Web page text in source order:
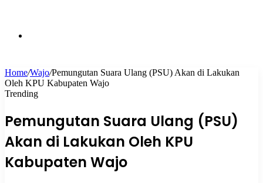
for
Home/Wajo/Pemungutan Suara Ulang (PSU) Akan di Lakukan
Oleh KPU Kabupaten Wajo
Trending
Pemungutan Suara Ulang (PSU)
Akan di Lakukan Oleh KPU
Kabupaten Wajo